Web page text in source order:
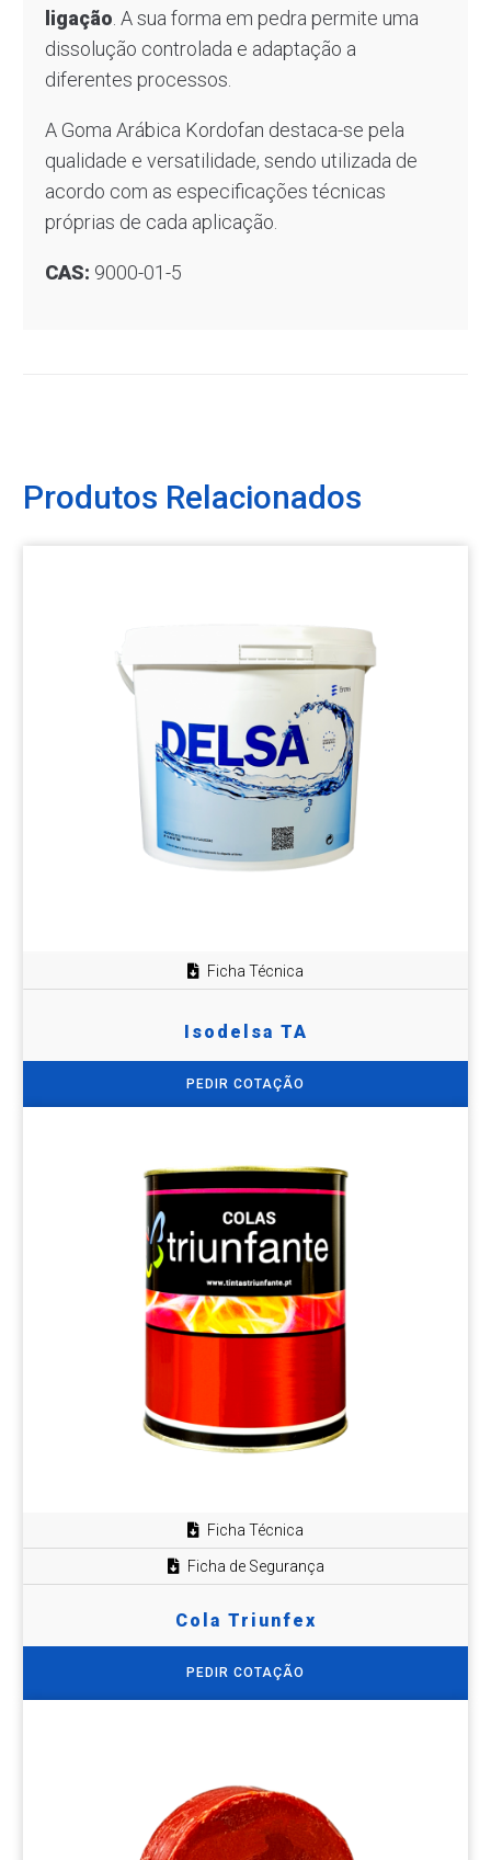
ligação . A sua forma em pedra permite uma
dissolução controlada e adaptação a
diferentes processos.
A Goma Arábica Kordofan destaca-se pela
qualidade e versatilidade, sendo utilizada de
acordo com as especificações técnicas
próprias de cada aplicação.
CAS: 9000-01-5
Produtos Relacionados
Ficha Técnica
Isodelsa TA
PEDIR COTAÇÃO
Ficha Técnica
Ficha de Segurança
Cola Triunfex
PEDIR COTAÇÃO